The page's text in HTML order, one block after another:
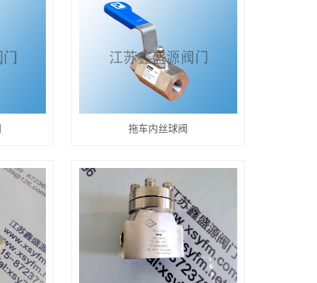
拖车内丝球阀